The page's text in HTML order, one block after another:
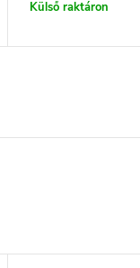
Külső raktáron